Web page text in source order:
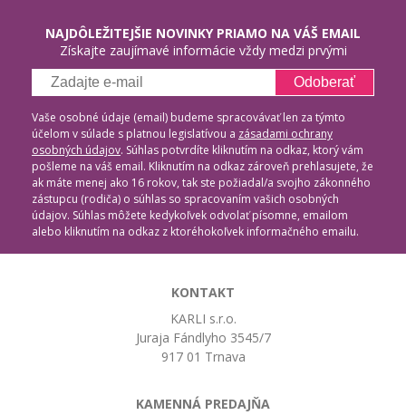
NAJDÔLEŽITEJŠIE NOVINKY PRIAMO NA VÁŠ EMAIL
Získajte zaujímavé informácie vždy medzi prvými
Odoberať
Vaše osobné údaje (email) budeme spracovávať len za týmto
účelom v súlade s platnou legislatívou a zásadami ochrany
osobných údajov. Súhlas potvrdíte kliknutím na odkaz, ktorý vám
pošleme na váš email. Kliknutím na odkaz zároveň prehlasujete, že
ak máte menej ako 16 rokov, tak ste požiadal/a svojho zákonného
zástupcu (rodiča) o súhlas so spracovaním vašich osobných
údajov. Súhlas môžete kedykoľvek odvolať písomne, emailom
alebo kliknutím na odkaz z ktoréhokoľvek informačného emailu.
KONTAKT
KARLI s.r.o.
Juraja Fándlyho 3545/7
917 01 Trnava
KAMENNÁ PREDAJŇA